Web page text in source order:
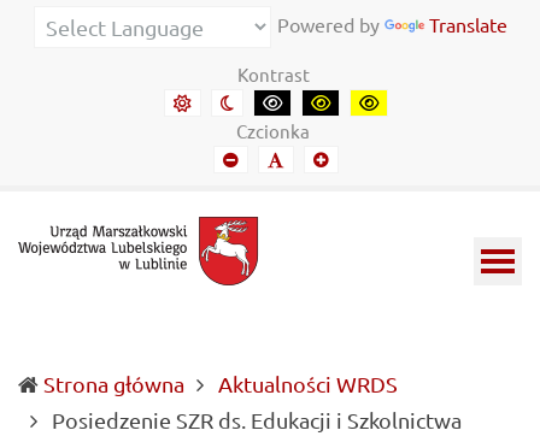
Urząd Marszałkowski Województwa Lubelskiego w
Informacje o wojewódzkich władzach samorządowych i
Powered by Translate
Kontrast
Domyślny kontrast
Kontrast nocny
Kontrast czarny-biały
Kontrast czarny-żółty
Kontrast żółto-
Czcionka
Mniejszy fontDomyślny font
Mniejszy font
Strona główna
Aktualności WRDS
Posiedzenie SZR ds. Edukacji i Szkolnictwa